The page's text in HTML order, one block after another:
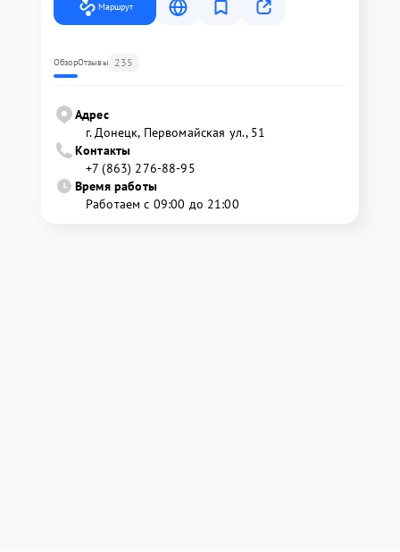
Маршрут
ОбзорОтзывы 235
Адрес
г. Донецк, Первомайская ул., 51
Контакты
+7 (863) 276-88-95
Время работы
Работаем с 09:00 до 21:00